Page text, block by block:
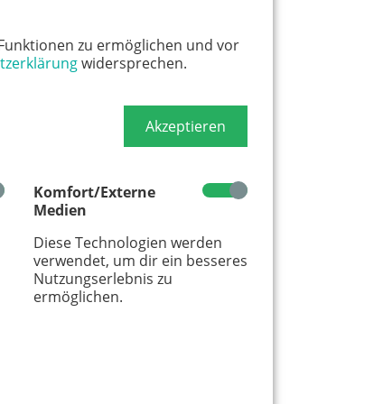
zu ermöglichen und vor
widersprechen.
Akzeptieren
Komfort/Externe
Medien
Diese Technologien werden
verwendet, um dir ein besseres
Nutzungserlebnis zu
ermöglichen.